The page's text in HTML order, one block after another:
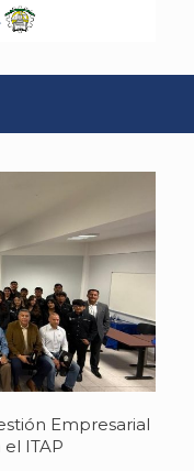
Empresarial
ITAP